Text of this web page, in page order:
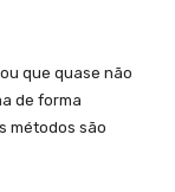
que quase não
de forma
métodos são